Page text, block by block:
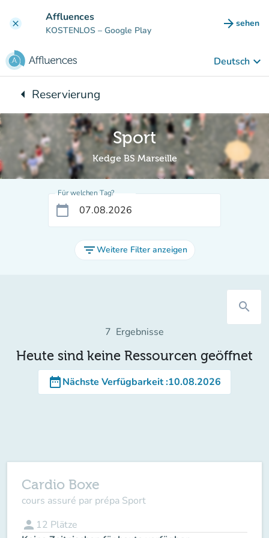
clear Affluences
KOSTENLOS – Google Play arrow_forward sehen
(new
Deutsch keyboard_arrow_down
arrow_leftZurück zu:
Reservierung
Sport
Kedge BS Marseille
Für welchen Tag?
calendar_today
filter_listWeitere Filter anzeigen
search
7 Ergebnisse
Heute sind keine Ressourcen geöffnet
date_rangeNächste Verfügbarkeit:10.08.2026
Cardio Boxe
cours assuré par prépa Sport
person 12 Plätze